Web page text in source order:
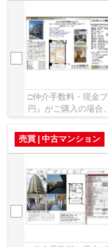
□仲介手数料・現金
円』がご購入の場
橋駅 徒歩約8分 □リ
売買 | 中古マンション